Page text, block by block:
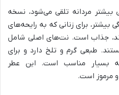
مردانه تلقی می‌شود، نسخه
بیشتر، برای زنانی که به رایحه‌های
جذاب است. نت‌های اصلی شامل
طبعی گرم و تلخ دارد و برای
بسیار مناسب است. این عطر
مرموز است.